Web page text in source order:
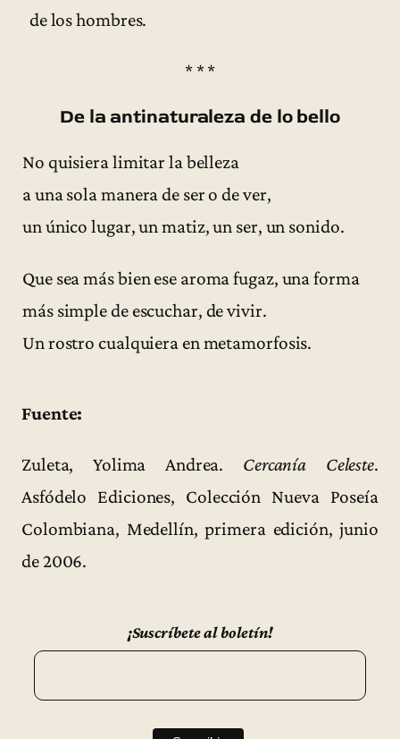
de los hombres.
* * *
De la antinaturaleza de lo bello
No quisiera limitar la belleza
a una sola manera de ser o de ver,
un único lugar, un matiz, un ser, un sonido.
Que sea más bien ese aroma fugaz, una forma
más simple de escuchar, de vivir.
Un rostro cualquiera en metamorfosis.
Fuente:
Zuleta, Yolima Andrea. Cercanía Celeste.
Asfódelo Ediciones, Colección Nueva Poseía
Colombiana, Medellín, primera edición, junio
de 2006.
¡Suscríbete al boletín!